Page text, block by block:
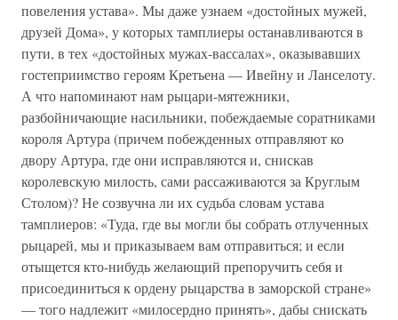
повеления устава». Мы даже узнаем «достойных мужей,
друзей Дома», у которых тамплиеры останавливаются в
пути, в тех «достойных мужах-вассалах», оказывавших
гостеприимство героям Кретьена — Ивейну и Ланселоту.
А что напоминают нам рыцари-мятежники,
разбойничающие насильники, побеждаемые соратниками
короля Артура (причем побежденных отправляют ко
двору Артура, где они исправляются и, снискав
королевскую милость, сами рассаживаются за Круглым
Столом)? Не созвучна ли их судьба словам устава
тамплиеров: «Туда, где вы могли бы собрать отлученных
рыцарей, мы и приказываем вам отправиться; и если
отыщется кто-нибудь желающий препоручить себя и
присоединиться к ордену рыцарства в заморской стране»
— того надлежит «милосердно принять», дабы снискать